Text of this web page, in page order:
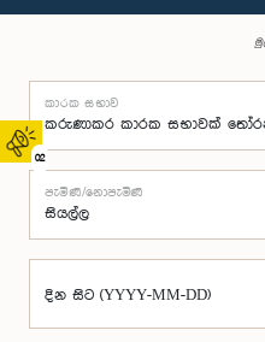
02
කාරක සභාව
පැමිණි/නොපැමිණි
දින සිට (YYYY-MM-DD)